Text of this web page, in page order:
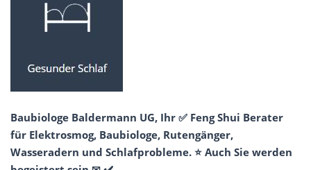
Baubiologe Baldermann UG, Ihr ✅ Feng Shui Berater
für Elektrosmog, Baubiologe, Rutengänger,
Wasseradern und Schlafprobleme. ⭐ Auch Sie werden